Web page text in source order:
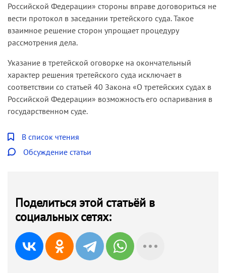
Российской Федерации» стороны вправе договориться не
вести протокол в заседании третейского суда. Такое
взаимное решение сторон упрощает процедуру
рассмотрения дела.
Указание в третейской оговорке на окончательный
характер решения третейского суда исключает в
соответствии со статьей 40 Закона «О третейских судах в
Российской Федерации» возможность его оспаривания в
государственном суде.
В список чтения
Обсуждение статьи
Поделиться этой статьёй в
социальных сетях: